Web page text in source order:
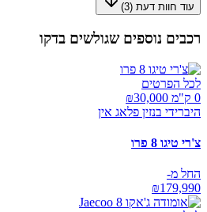
עוד חוות דעת (3
)
רכבים נוספים שגולשים בדקו
לכל הפרטים
0 ק"מ ₪
30,000
היברידי בנזין פלאג אין
צ'רי טיגו 8 פרו
החל מ-
₪179,990